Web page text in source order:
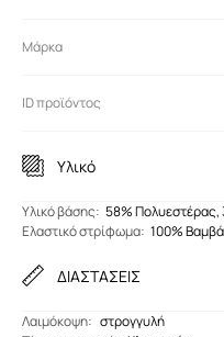
Μάρκα
ID προϊόντος
Υλικό
Υλικό βάσης: 58% Πολυεστέρας,
Ελαστικό στρίφωμα: 100%
ΔΙΑΣΤΑΣΕΙΣ
Λαιμόκοψη: στρογγυλή